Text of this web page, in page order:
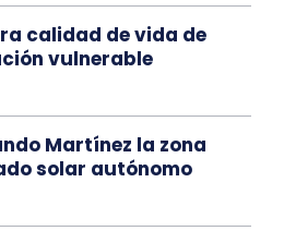
calidad de vida de
vulnerable
Martínez la zona
solar autónomo